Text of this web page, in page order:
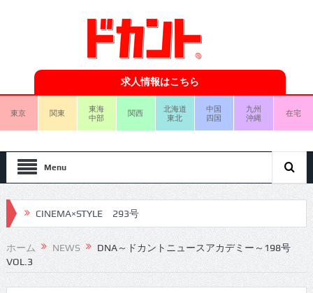
求人情報はこちら
東京 関東
東海
中部
関西
北海道
東北
中国
四国
九州
沖縄
在宅
Menu
CINEMA×STYLE 293号
CINEMA×STYLE 292号
CINEMA×STYLE 291号
ホーム NEWS
DNA～ドカントニュースアカデミー～198号
VOL.3